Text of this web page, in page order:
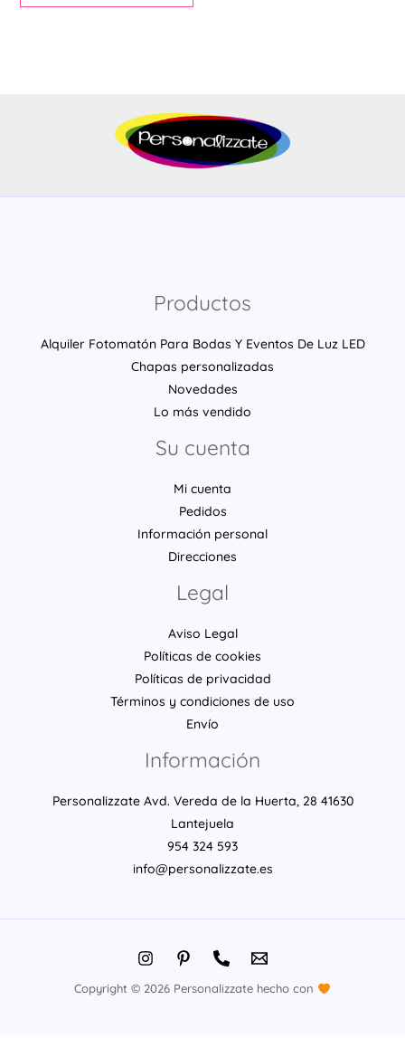
Productos
Alquiler Fotomatón Para Bodas Y Eventos De Luz LED
Chapas personalizadas
Novedades
Lo más vendido
Su cuenta
Mi cuenta
Pedidos
Información personal
Direcciones
Legal
Aviso Legal
Políticas de cookies
Políticas de privacidad
Términos y condiciones de uso
Envío
Información
Personalizzate Avd. Vereda de la Huerta, 28 41630
Lantejuela
954 324 593
info@personalizzate.es
Copyright © 2026 Personalizzate hecho con